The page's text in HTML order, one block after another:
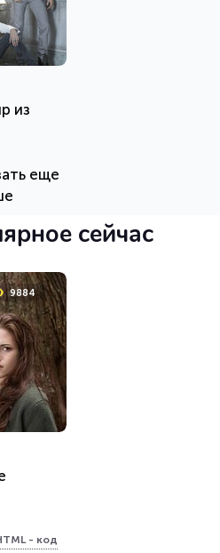
из
- код
10553
еще
сейчас
9884
- код